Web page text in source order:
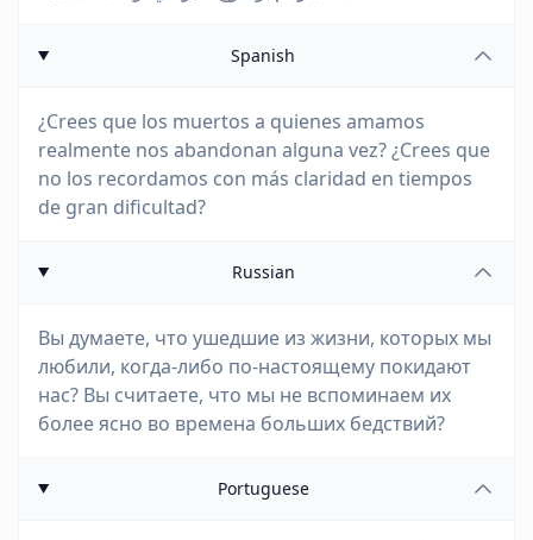
Spanish
¿Crees que los muertos a quienes amamos
realmente nos abandonan alguna vez? ¿Crees que
no los recordamos con más claridad en tiempos
de gran dificultad?
Russian
Вы думаете, что ушедшие из жизни, которых мы
любили, когда-либо по-настоящему покидают
нас? Вы считаете, что мы не вспоминаем их
более ясно во времена больших бедствий?
Portuguese